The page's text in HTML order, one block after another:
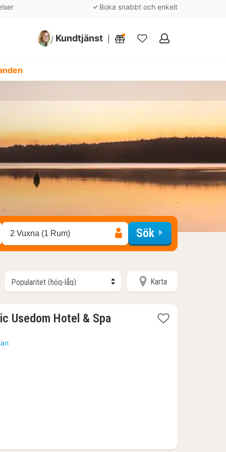
Boka snabbt och enkelt
Kundtjänst
Mina
2 Vuxna (1 Rum) Sök
Karta
Usedom Hotel & Spa